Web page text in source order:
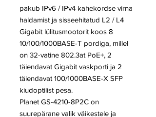
pakub IPv6 / IPv4 kahekordse virna
haldamist ja sisseehitatud L2 / L4
Gigabit lülitusmootorit koos 8
10/100/1000BASE-T pordiga, millel
on 32-vatine 802.3at PoE+, 2
täiendavat Gigabit vaskporti ja 2
täiendavat 100/1000BASE-X SFP
kiudoptilist pesa.
Planet GS-4210-8P2C on
suurepärane valik väikestele ja